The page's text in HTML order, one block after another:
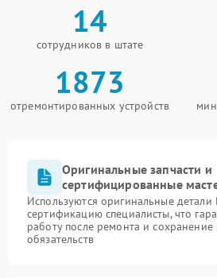
14
сотрудников в штате
1873
отремонтированных устройств
Оригинальные запчасти и
сертифицированные
Используются оригинальные
сертификацию специалисты, что
работу после ремонта и сохранение
обязательств